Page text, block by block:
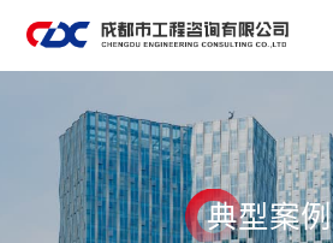
典型案例